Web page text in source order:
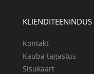
KLIENDITEENINDUS
Kontakt
Kauba tagastus
Sisukaart